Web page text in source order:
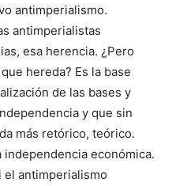
antimperialismo.
antimperialistas
esa herencia. ¿Pero
hereda? Es la base
de las bases y
y que sin
más retórico, teórico.
económica.
el antimperialismo